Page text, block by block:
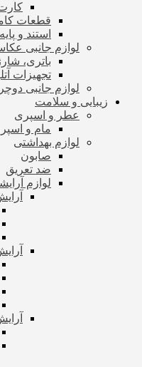
قطعات
استند و
لوازم جانبی
باتری،
تجهیزات
لوازم جانبی
زیبایی و سلامت
عطر و اسپری
مام و
لوازم بهداشتی
صابون
ضد تعریق
لوازم